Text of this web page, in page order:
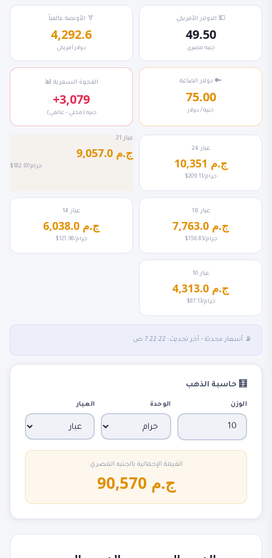
💵 الدولار الأمريكي
49.50
جنيه مصري
🏅 الأونصة عالمياً
4,292.6
دولار أمريكي
🔑 دولار الصاغة
75.00
جنيه / دولار
📊 الفجوة السعرية
+3,079
جنيه (محلي - عالمي)
عيار 24
10,351 ج.م
$209.11/جرام
عيار 21
9,057.0 ج.م
$182.97/جرام
عيار 18
7,763.0 ج.م
$156.83/جرام
عيار 14
6,038.0 ج.م
$121.98/جرام
عيار 10
4,313.0 ج.م
$87.13/جرام
📡 أسعار محدثة - آخر تحديث: 7:22:22 ص
🧮 حاسبة الذهب
الوزن الوحدة العيار
القيمة الإجمالية بالجنيه المصري
90,570 ج.م